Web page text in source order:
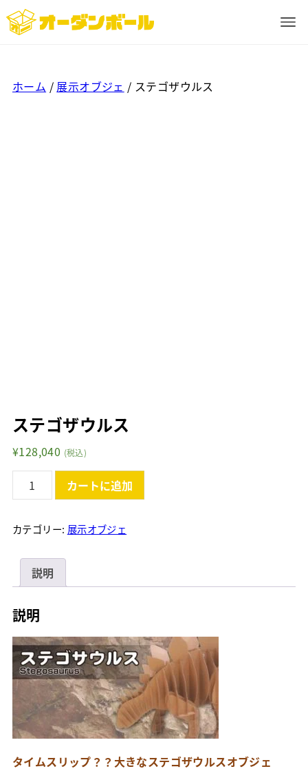
ホーム / 展示オブジェ / ステゴザウルス
ステゴザウルス
¥128,040 (税込)
テ
ザ
ル
カートに追加
カテゴリー: 展示オブジェ
説明
説明
タイムスリップ？？大きなステゴザウルスオブジェ